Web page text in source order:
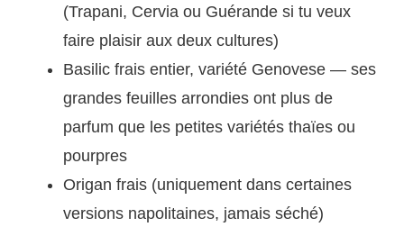
(Trapani, Cervia ou Guérande si tu veux
faire plaisir aux deux cultures)
Basilic frais entier, variété Genovese — ses
grandes feuilles arrondies ont plus de
parfum que les petites variétés thaïes ou
pourpres
Origan frais (uniquement dans certaines
versions napolitaines, jamais séché)